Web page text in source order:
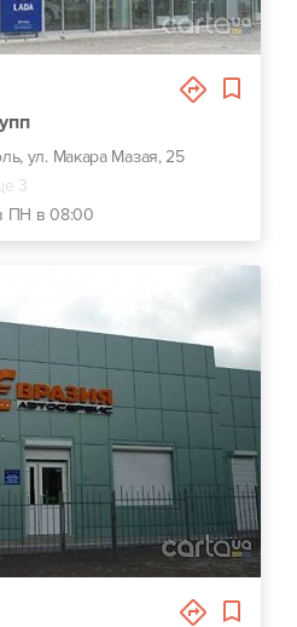
ул. Макара Мазая, 25
3
ПН в 08:00